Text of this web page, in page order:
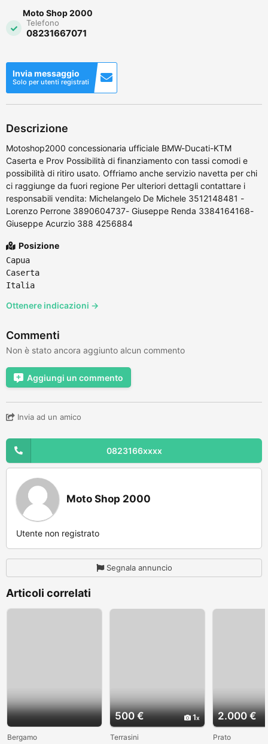
Moto Shop 2000
Telefono
08231667071
Invia messaggio
Solo per utenti registrati
Descrizione
Motoshop2000 concessionaria ufficiale BMW-Ducati-KTM
Caserta e Prov Possibilità di finanziamento con tassi comodi e
possibilità di ritiro usato. Offriamo anche servizio navetta per chi
ci raggiunge da fuori regione Per ulteriori dettagli contattare i
responsabili vendita: Michelangelo De Michele 3512148481 -
Lorenzo Perrone 3890604737- Giuseppe Renda 3384164168-
Giuseppe Acurzio 388 4256884
Posizione
Capua
Caserta
Italia
Ottenere indicazioni →
Commenti
Non è stato ancora aggiunto alcun commento
Aggiungi un commento
Invia ad un amico
0823166xxxx
Moto Shop 2000
Utente non registrato
Segnala annuncio
Articoli correlati
Bergamo
500 € 1
Terrasini
2.000 €
Prato